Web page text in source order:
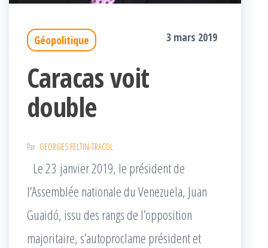
Géopolitique 3 mars 2019
Caracas voit
double
Par GEORGES FELTIN-TRACOL
Le 23 janvier 2019, le président de
l’Assemblée nationale du Venezuela, Juan
Guaidó, issu des rangs de l’opposition
majoritaire, s’autoproclame président et